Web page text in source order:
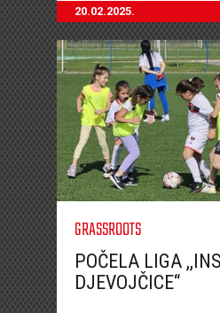
20.02.2025.
GRASSROOTS
POČELA LIGA
DJEVOJČICE“